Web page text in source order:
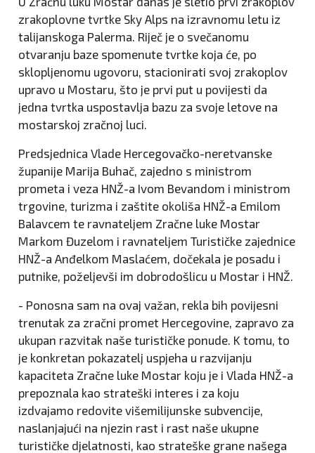
zrakoplovne tvrtke Sky Alps na izravnomu letu iz
talijanskoga Palerma. Riječ je o svečanomu
otvaranju baze spomenute tvrtke koja će, po
sklopljenomu ugovoru, stacionirati svoj zrakoplov
upravo u Mostaru, što je prvi put u povijesti da
jedna tvrtka uspostavlja bazu za svoje letove na
mostarskoj zračnoj luci.
Predsjednica Vlade Hercegovačko-neretvanske
županije Marija Buhač, zajedno s ministrom
prometa i veza HNŽ-a Ivom Bevandom i ministrom
trgovine, turizma i zaštite okoliša HNŽ-a Emilom
Balavcem te ravnateljem Zračne luke Mostar
Markom Đuzelom i ravnateljem Turističke zajednice
HNŽ-a Anđelkom Maslaćem, dočekala je posadu i
putnike, poželjevši im dobrodošlicu u Mostar i HNŽ.
- Ponosna sam na ovaj važan, rekla bih povijesni
trenutak za zračni promet Hercegovine, zapravo za
ukupan razvitak naše turističke ponude. K tomu, to
je konkretan pokazatelj uspjeha u razvijanju
kapaciteta Zračne luke Mostar koju je i Vlada HNŽ-a
prepoznala kao strateški interes i za koju
izdvajamo redovite višemilijunske subvencije,
naslanjajući na njezin rast i rast naše ukupne
turističke djelatnosti, kao strateške grane našega